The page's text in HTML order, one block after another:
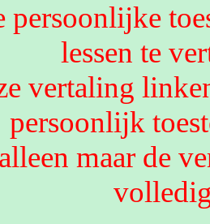
persoonlijke
lessen te
vertaling
persoonlijk
maar de